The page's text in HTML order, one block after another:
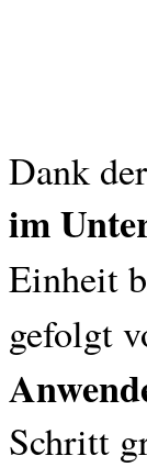
Dank
im
Einheit
gefolgt
Schritt